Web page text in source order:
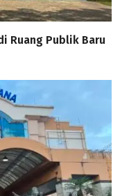
Ruang Publik Baru